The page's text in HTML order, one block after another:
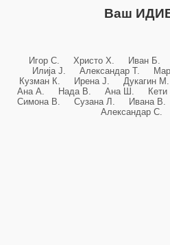
Ваш
Игор С. Христо Х. Иван Б.
Илија Ј. Александар Т.
Кузман К. Ирена Ј. Дукагин
Ана А. Нада В. Ана Ш.
Симона В. Сузана Л. Ивана
Александар